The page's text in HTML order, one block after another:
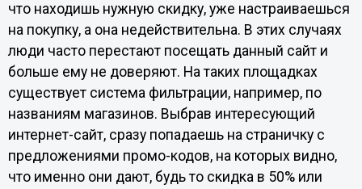
что находишь нужную скидку, уже настраиваешься
на покупку, а она недействительна. В этих случаях
люди часто перестают посещать данный сайт и
больше ему не доверяют. На таких площадках
существует система фильтрации, например, по
названиям магазинов. Выбрав интересующий
интернет-сайт, сразу попадаешь на страничку с
предложениями промо-кодов, на которых видно,
что именно они дают, будь то скидка в 50% или